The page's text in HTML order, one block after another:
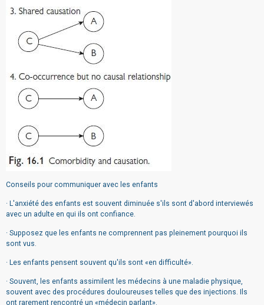
Conseils pour communiquer avec les enfants
· L'anxiété des enfants est souvent diminuée s'ils sont d'abord interviewés
avec un adulte en qui ils ont confiance.
· Supposez que les enfants ne comprennent pas pleinement pourquoi ils
sont vus.
· Les enfants pensent souvent qu'ils sont «en difficulté».
· Souvent, les enfants assimilent les médecins à une maladie physique,
souvent avec des procédures douloureuses telles que des injections. Ils
ont rarement rencontré un «médecin parlant».